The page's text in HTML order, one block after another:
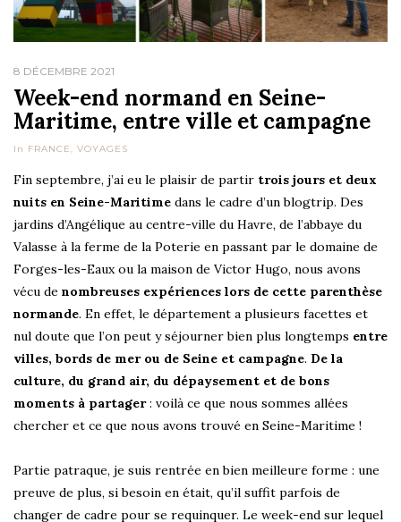
8 DÉCEMBRE 2021
Week-end normand en Seine-
Maritime, entre ville et campagne
In FRANCE, VOYAGES
Fin septembre, j’ai eu le plaisir de partir trois jours et deux
nuits en Seine-Maritime dans le cadre d’un blogtrip. Des
jardins d’Angélique au centre-ville du Havre, de l’abbaye du
Valasse à la ferme de la Poterie en passant par le domaine de
Forges-les-Eaux ou la maison de Victor Hugo, nous avons
vécu de nombreuses expériences lors de cette parenthèse
normande. En effet, le département a plusieurs facettes et
nul doute que l’on peut y séjourner bien plus longtemps entre
villes, bords de mer ou de Seine et campagne. De la
culture, du grand air, du dépaysement et de bons
moments à partager: voilà ce que nous sommes allées
chercher et ce que nous avons trouvé en Seine-Maritime !
Partie patraque, je suis rentrée en bien meilleure forme : une
preuve de plus, si besoin en était, qu’il suffit parfois de
changer de cadre pour se requinquer. Le week-end sur lequel